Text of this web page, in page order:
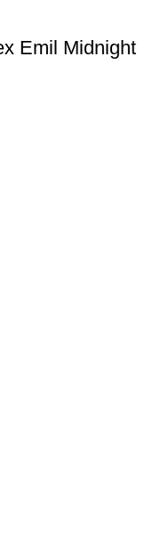
Emil Midnight